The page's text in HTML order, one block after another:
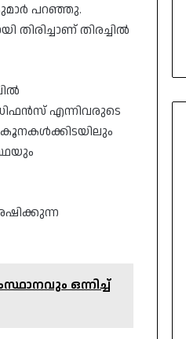
പറഞ്ഞു.
തിരച്ചില്‍
എന്നിവരുടെ
ഒന്നിച്ച്